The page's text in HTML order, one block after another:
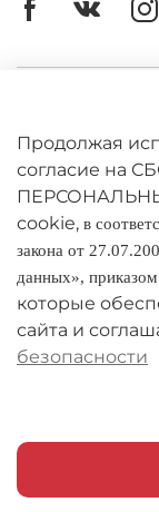
Оферта
Политика
Оплата и
Условия
Реквизиты
Продолжая
согласие на
cookie, в
закона от
данных»,
которые
сайта и
безопасности